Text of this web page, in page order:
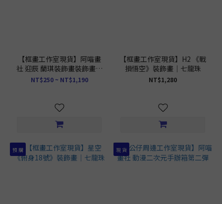
【框畫工作室現貨】阿喵畫
社 迎辰 蘭琪裝飾畫裝飾畫｜
七龍珠
NT$250 ~ NT$1,190
【框畫工作室現貨】H2 《戰
損悟空》裝飾畫｜七龍珠
NT$1,280
預 購 現 貨